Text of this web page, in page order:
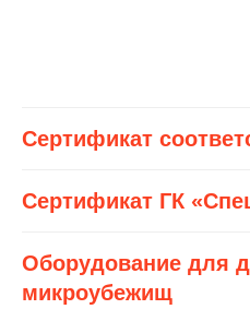
Сертификат
Сертификат ГК
Оборудование для
микроубежищ